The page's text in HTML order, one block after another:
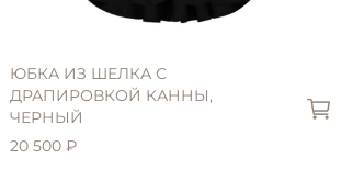
ЮБКА ИЗ ШЕЛКА С
ДРАПИРОВКОЙ КАННЫ,
ЧЕРНЫЙ
20 500 ₽